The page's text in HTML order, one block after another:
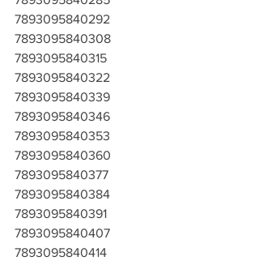
7893095840292
7893095840308
7893095840315
7893095840322
7893095840339
7893095840346
7893095840353
7893095840360
7893095840377
7893095840384
7893095840391
7893095840407
7893095840414